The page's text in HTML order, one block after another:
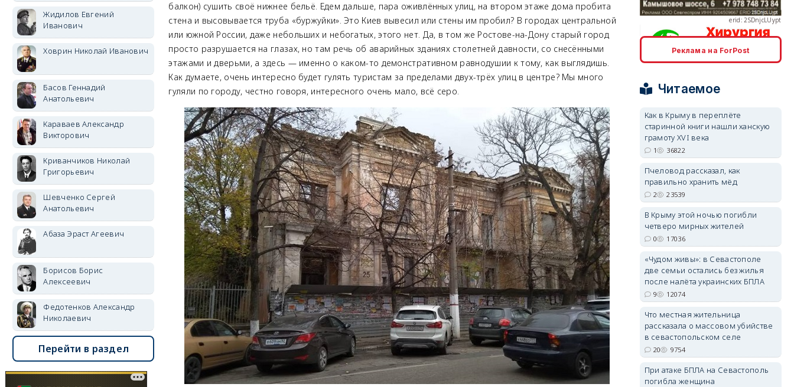
балкон) сушить своё нижнее бельё. Едем дальше, пара оживлённых улиц, на втором этаже дома пробита
стена и высовывается труба «буржуйки». Это Киев вывесил или стены им пробил? В городах центральной
или южной России, даже небольших и небогатых, этого нет. Да, в том же Ростове-на-Дону старый город
просто разрушается на глазах, но там речь об аварийных зданиях столетней давности, со снесёнными
этажами и дверьми, а здесь — именно о каком-то демонстративном равнодушии к тому, как выглядишь.
Как думаете, очень интересно будет гулять туристам за пределами двух-трёх улиц в центре? Мы много
гуляли по городу, честно говоря, интересного очень мало, всё серо.
Жидилов Евгений
Иванович
Ховрин Николай Иванович
Басов Геннадий
Анатольевич
Караваев Александр
Викторович
Криванчиков Николай
Григорьевич
Шевченко Сергей
Анатольевич
Абаза Эраст Агеевич
Борисов Борис
Алексеевич
Федотенков Александр
Николаевич
Перейти в раздел
erid: 2SDnjcrDNw6
Реклама на ForPost
Читаемое
Как в Крыму в переплёте
старинной книги нашли ханскую
грамоту XVI века
1 36822
Пчеловод рассказал, как
правильно хранить мёд
2 23539
В Крыму этой ночью погибли
четверо мирных жителей
0 17036
«Чудом живы»: в Севастополе
две семьи остались без жилья
после налёта украинских БПЛА
9 12074
Что местная жительница
рассказала о массовом убийстве
в севастопольском селе
20 9754
При атаке БПЛА на Севастополь
погибла женщина